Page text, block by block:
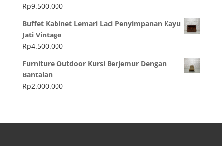
Rp9.500.000
Buffet Kabinet Lemari Laci Penyimpanan Kayu
Jati Vintage
Rp4.500.000
Furniture Outdoor Kursi Berjemur Dengan
Bantalan
Rp2.000.000